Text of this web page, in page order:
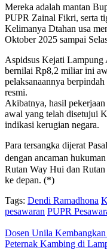
Mereka adalah mantan
PUPR Zainal Fikri, serta
Kelimanya Dtahan usa
Oktober 2025 sampai
Aspidsus Kejati Lampung
bernilai Rp8,2 miliar ini
pelaksanaannya
resmi.
Akibatnya, hasil
awal yang telah disetujui
indikasi kerugian negara.
Para tersangka dijerat
dengan ancaman
Rutan Way Hui dan
ke depan. (*)
Tags: Dendi Ramadhona
pesawaran PUPR
Dosen Unila
Peternak Kambing di